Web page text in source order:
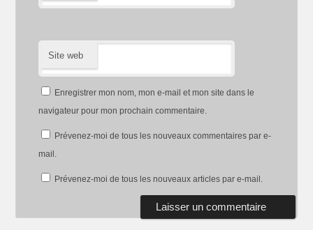
Site web
Enregistrer mon nom, mon e-mail et mon site dans le
navigateur pour mon prochain commentaire.
Prévenez-moi de tous les nouveaux commentaires par e-
mail.
Prévenez-moi de tous les nouveaux articles par e-mail.